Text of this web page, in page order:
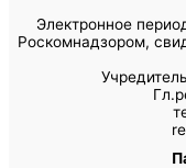
Электронное
Роскомнадзором,